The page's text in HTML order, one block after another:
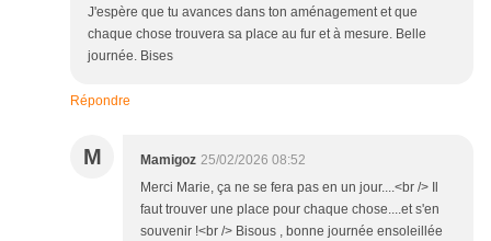
J'espère que tu avances dans ton aménagement et que
chaque chose trouvera sa place au fur et à mesure. Belle
journée. Bises
Répondre
M Mamigoz 25/02/2026 08:52
Merci Marie, ça ne se fera pas en un jour....<br /> Il
faut trouver une place pour chaque chose....et s'en
souvenir !<br /> Bisous , bonne journée ensoleillée